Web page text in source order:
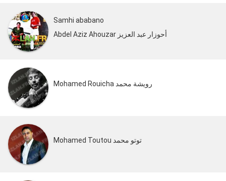
Samhi ababano
Abdel Aziz Ahouzar أحوزار عبد العزيز
Mohamed Rouicha رويشة محمد
Mohamed Toutou توتو محمد